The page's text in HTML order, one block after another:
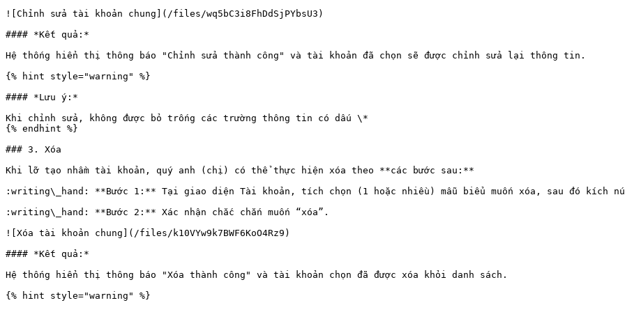
![Chỉnh sửa tài khoản chung](/files/wq5bC3i8FhDdSjPYbsU3)
#### *Kết quả:*
Hệ thống hiển thị thông báo "Chỉnh sửa thành công" và tài khoản đã chọn sẽ được chỉnh sửa lại thông tin.
{% hint style="warning" %}
#### *Lưu ý:*
Khi chỉnh sửa, không được bỏ trống các trường thông tin có dấu \*
{% endhint %}
### 3. Xóa
Khi lỡ tạo nhầm tài khoản, quý anh (chị) có thể thực hiện xóa theo **các bước sau:**
:writing\_hand: **Bước 1:** Tại giao diện Tài khoản, tích chọn (1 hoặc nhiều) mẫu biểu muốn xóa, sau đó kích
:writing\_hand: **Bước 2:** Xác nhận chắc chắn muốn “xóa”.
![Xóa tài khoản chung](/files/k10VYw9k7BWF6KoO4Rz9)
#### *Kết quả:*
Hệ thống hiển thị thông báo "Xóa thành công" và tài khoản chọn đã được xóa khỏi danh sách.
{% hint style="warning" %}